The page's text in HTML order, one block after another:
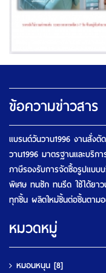
ข้อความข่าวสาร
แบรนด์วันวาน1996 งานสั่ง
วาน1996 มาตรฐานและบริก
ภาษีรองรับการจัดซื้อรูปแบ
พิเศษ ทนซัก ทนรีด ใช้ได้ยา
ทุกชิ้น ผลิตใหม่ชิ้นต่อชิ้นตามอ
หมวดหมู่
หมอนหนุน [8]